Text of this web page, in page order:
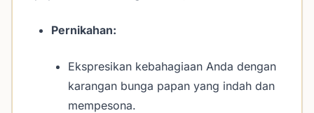
Pernikahan:
Ekspresikan kebahagiaan Anda dengan
karangan bunga papan yang indah dan
mempesona.